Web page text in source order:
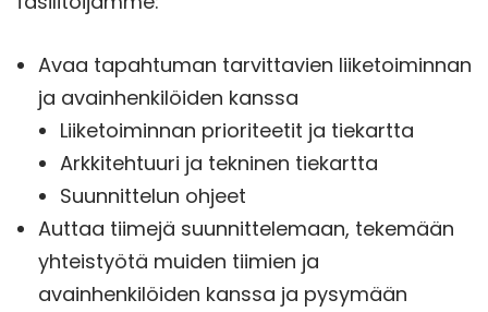
Avaa tapahtuman tarvittavien liiketoiminnan
ja avainhenkilöiden kanssa
Liiketoiminnan prioriteetit ja tiekartta
Arkkitehtuuri ja tekninen tiekartta
Suunnittelun ohjeet
Auttaa tiimejä suunnittelemaan, tekemään
yhteistyötä muiden tiimien ja
avainhenkilöiden kanssa ja pysymään